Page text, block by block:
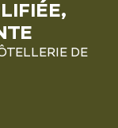
DE